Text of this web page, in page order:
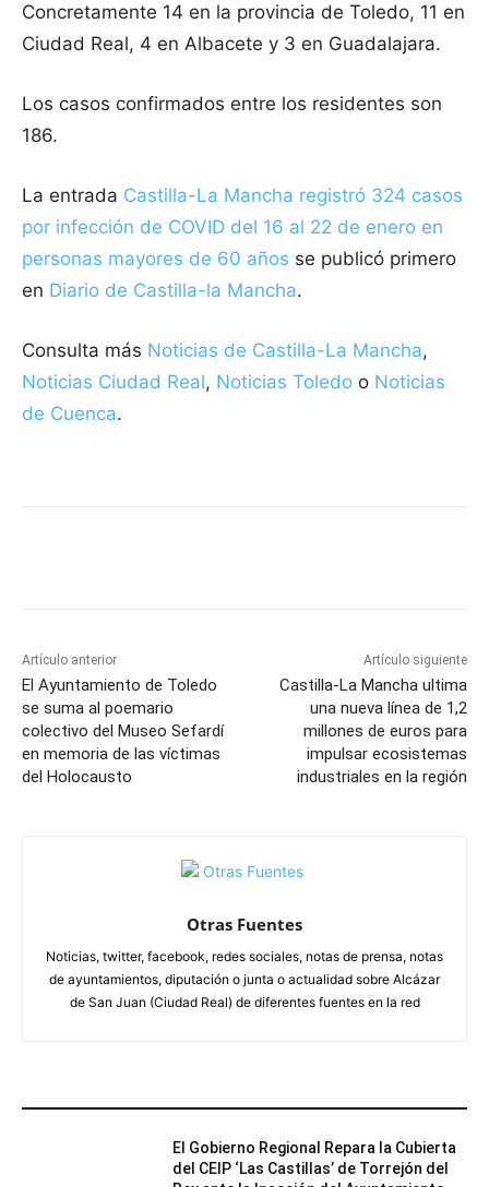
Concretamente 14 en la provincia de Toledo, 11 en
Ciudad Real, 4 en Albacete y 3 en Guadalajara.
Los casos confirmados entre los residentes son
186.
La entrada Castilla-La Mancha registró 324 casos
por infección de COVID del 16 al 22 de enero en
personas mayores de 60 años se publicó primero
en Diario de Castilla-la Mancha.
Consulta más Noticias de Castilla-La Mancha,
Noticias Ciudad Real, Noticias Toledo o Noticias
de Cuenca.
Artículo anterior
El Ayuntamiento de Toledo
se suma al poemario
colectivo del Museo Sefardí
en memoria de las víctimas
del Holocausto
Artículo siguiente
Castilla-La Mancha ultima
una nueva línea de 1,2
millones de euros para
impulsar ecosistemas
industriales en la región
Otras Fuentes
Noticias, twitter, facebook, redes sociales, notas de prensa, notas
de ayuntamientos, diputación o junta o actualidad sobre Alcázar
de San Juan (Ciudad Real) de diferentes fuentes en la red
El Gobierno Regional Repara la Cubierta
del CEIP ‘Las Castillas’ de Torrejón del